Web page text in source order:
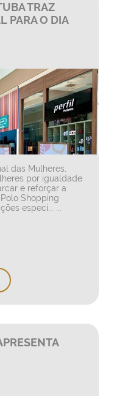
TRAZ
PARA O DIA
das Mulheres,
por igualdade
e reforçar a
Shopping
especi... ...